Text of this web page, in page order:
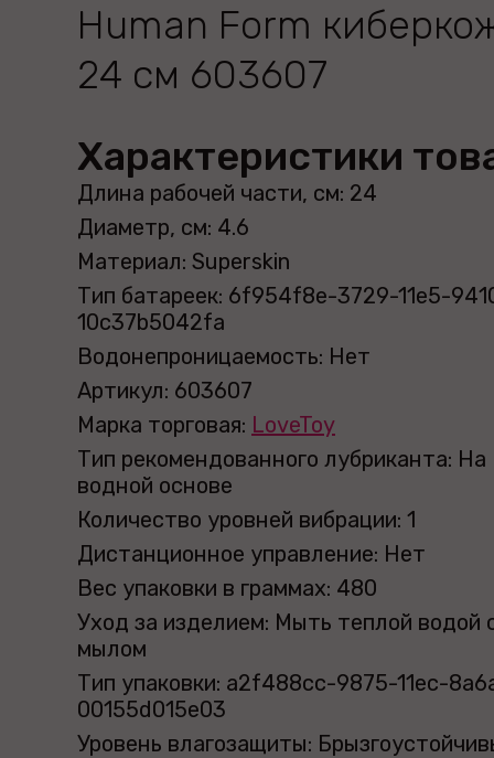
Human Form
24 см 603607
Характеристики
Длина рабочей части, см: 24
Диаметр, см: 4.6
Материал: Superskin
Тип батареек: 6f954f8e-3729-11e5-
10c37b5042fa
Водонепроницаемость: Нет
Артикул: 603607
Марка торговая: LoveToy
Тип рекомендованного лубриканта: На
водной основе
Количество уровней вибрации: 1
Дистанционное управление: Нет
Вес упаковки в граммах: 480
Уход за изделием: Мыть теплой водой
мылом
Тип упаковки: a2f488cc-9875-11ec-
00155d015e03
Уровень влагозащиты: